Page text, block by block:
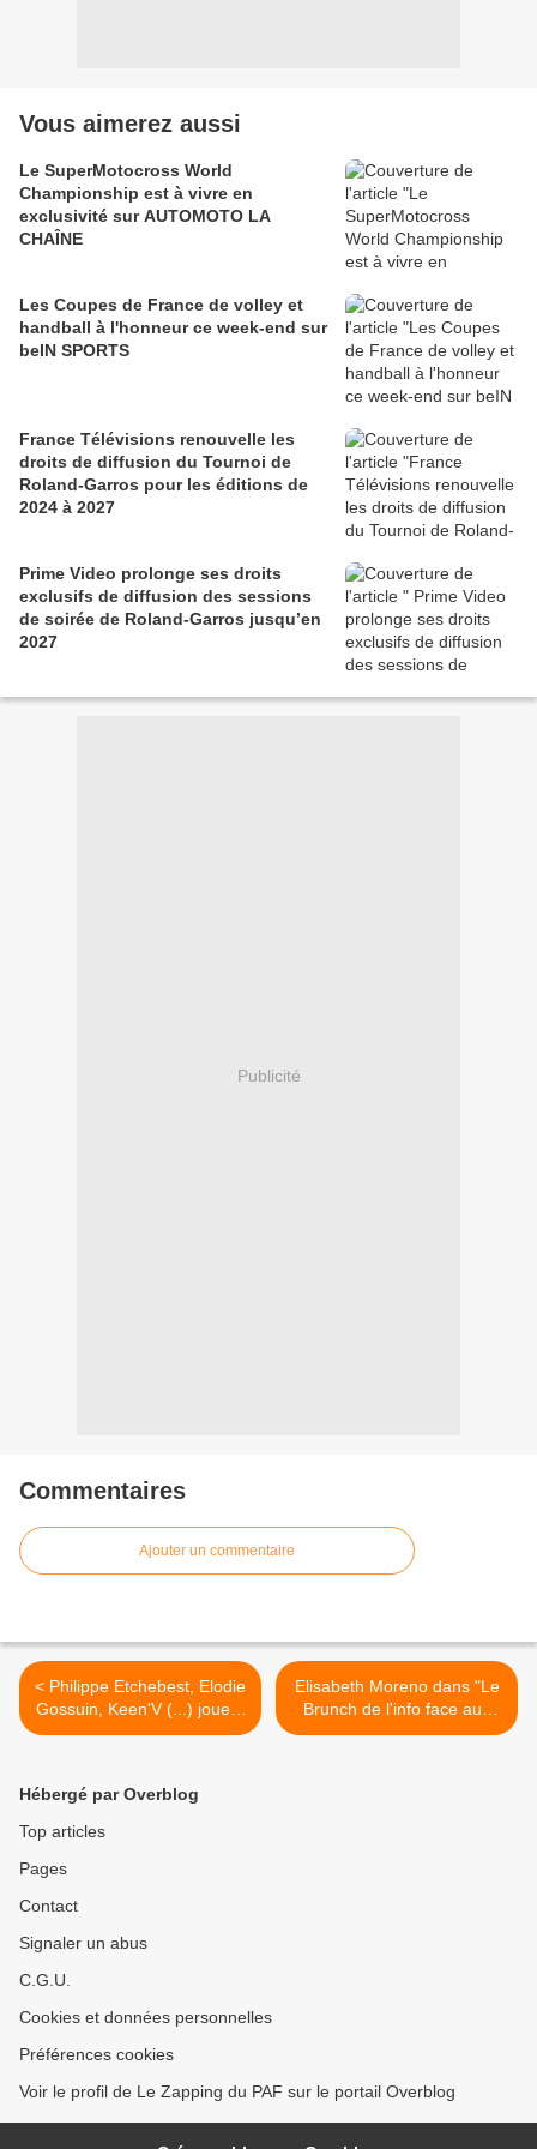
Vous aimerez aussi
Le SuperMotocross World
Championship est à vivre en
exclusivité sur AUTOMOTO LA
CHAÎNE
Les Coupes de France de volley et
handball à l'honneur ce week-end sur
beIN SPORTS
France Télévisions renouvelle les
droits de diffusion du Tournoi de
Roland-Garros pour les éditions de
2024 à 2027
Prime Video prolonge ses droits
exclusifs de diffusion des sessions
de soirée de Roland-Garros jusqu’en
2027
Publicité
Commentaires
Ajouter un commentaire
< Philippe Etchebest, Elodie
Gossuin, Keen'V (...) jouent
pour "Pompiers solidaires"
Elisabeth Moreno dans "Le
Brunch de l'info face aux
jeunes" sur LCI >
Hébergé par Overblog
Top articles
Pages
Contact
Signaler un abus
C.G.U.
Cookies et données personnelles
Préférences cookies
Voir le profil de Le Zapping du PAF sur le portail Overblog